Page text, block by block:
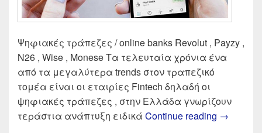
Ψηφιακές τράπεζες / online banks Revolut , Payzy ,
N26 , Wise , Monese Τα τελευταία χρόνια ένα
από τα μεγαλύτερα trends στον τραπεζικό
τομέα είναι οι εταιρίες Fintech δηλαδή οι
ψηφιακές τράπεζες , στην Ελλάδα γνωρίζουν
τεράστια ανάπτυξη ειδικά Continue reading →